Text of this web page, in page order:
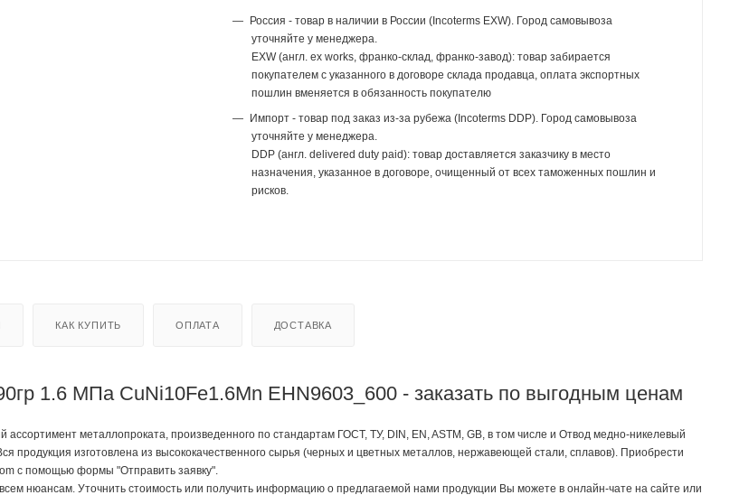
Россия - товар в наличии в России (Incoterms EXW). Город самовывоза
уточняйте у менеджера.
EXW (англ. ex works, франко-склад, франко-завод): товар забирается
покупателем с указанного в договоре склада продавца, оплата экспортных
пошлин вменяется в обязанность покупателю
Импорт - товар под заказ из-за рубежа (Incoterms DDP). Город самовывоза
уточняйте у менеджера.
DDP (англ. delivered duty paid): товар доставляется заказчику в место
назначения, указанное в договоре, очищенный от всех таможенных пошлин и
рисков.
КАК КУПИТЬ ОПЛАТА ДОСТАВКА
1.6 МПа CuNi10Fe1.6Mn EHN9603_600 - заказать по выгодным ценам
металлопроката, произведенного по стандартам ГОСТ, ТУ, DIN, EN, ASTM, GB, в том числе и Отвод медно-никелевый
продукция изготовлена из высококачественного сырья (черных и цветных металлов, нержавеющей стали, сплавов). Приобрести
с помощью формы "Отправить заявку".
нюансам. Уточнить стоимость или получить информацию о предлагаемой нами продукции Вы можете в онлайн-чате на сайте или